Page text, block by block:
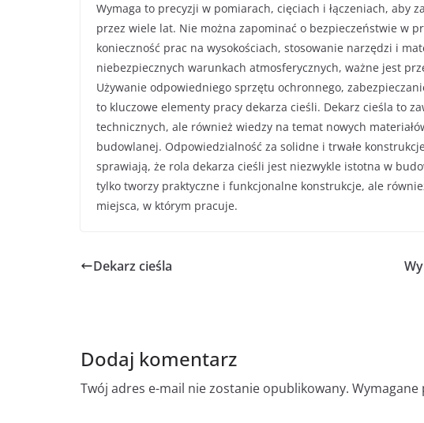
Wymaga to precyzji w pomiarach, cięciach i łączeniach, aby
przez wiele lat. Nie można zapominać o bezpieczeństwie w
konieczność prac na wysokościach, stosowanie narzędzi i
niebezpiecznych warunkach atmosferycznych, ważne jest
Używanie odpowiedniego sprzętu ochronnego,
to kluczowe elementy pracy dekarza cieśli. Dekarz cieśla to
technicznych, ale również wiedzy na temat nowych
budowlanej. Odpowiedzialność za solidne i trwałe
sprawiają, że rola dekarza cieśli jest niezwykle istotna w
tylko tworzy praktyczne i funkcjonalne konstrukcje, ale
miejsca, w którym pracuje.
Dekarz cieśla
Dodaj komentarz
Twój adres e-mail nie zostanie opublikowany. Wymagane